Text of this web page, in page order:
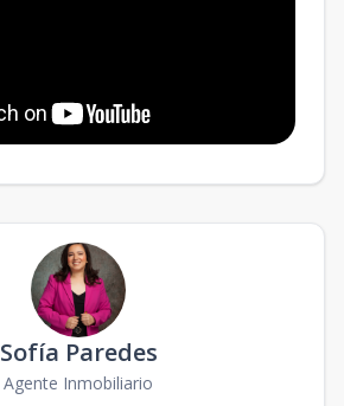
Sofía Paredes
Agente Inmobiliario